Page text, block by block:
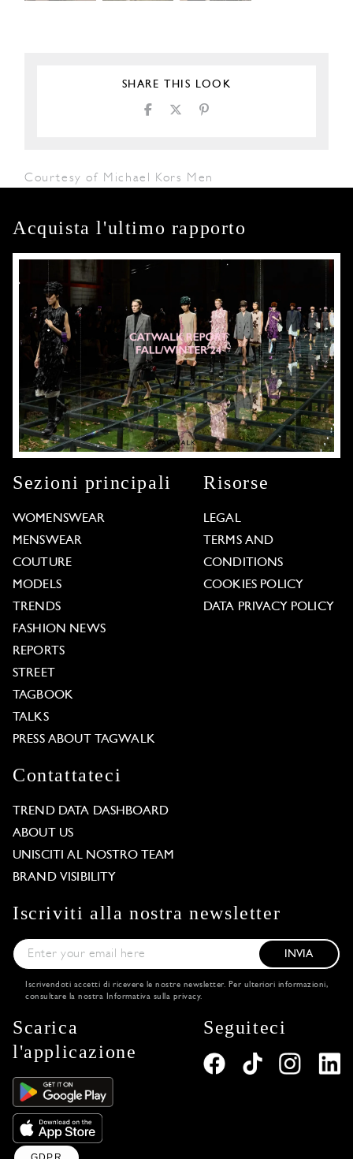
SHARE THIS LOOK
Courtesy of Michael Kors Men
Acquista l'ultimo rapporto
Sezioni principali
WOMENSWEAR
MENSWEAR
COUTURE
MODELS
TRENDS
FASHION NEWS
REPORTS
STREET
TAGBOOK
TALKS
PRESS ABOUT TAGWALK
Risorse
LEGAL
TERMS AND
CONDITIONS
COOKIES POLICY
DATA PRIVACY POLICY
Contattateci
TREND DATA DASHBOARD
ABOUT US
UNISCITI AL NOSTRO TEAM
BRAND VISIBILITY
Iscriviti alla nostra newsletter
INVIA
Iscrivendoti accetti di ricevere le nostre newsletter. Per ulteriori informazioni,
consultare la nostra
Informativa sulla privacy.
Scarica
l'applicazione
Seguiteci